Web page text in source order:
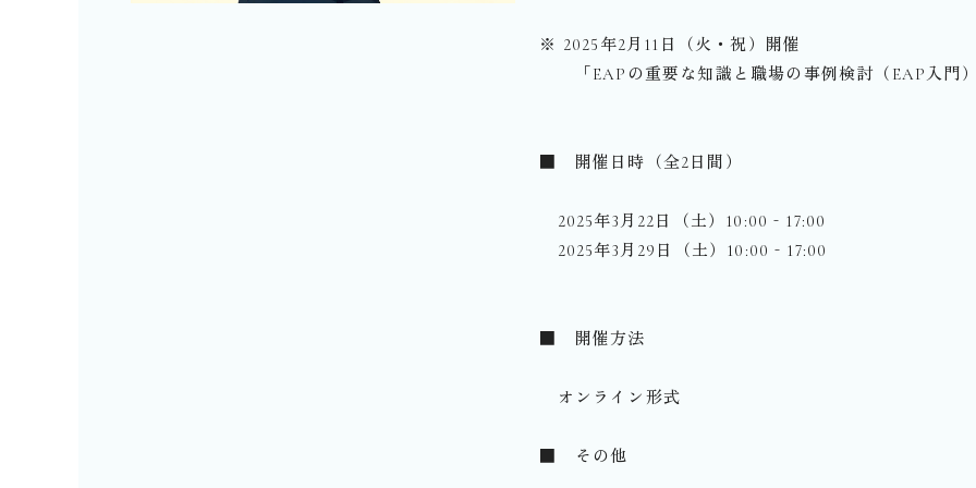
※ 2025年2月11日（火・祝）開催
「EAPの重要な知識と職場の事例検討（EAP入門
■ 開催日時（全2日間）
2025年3月22日（土）10:00‐17:00
2025年3月29日（土）10:00‐17:00
■ 開催方法
オンライン形式
■ その他